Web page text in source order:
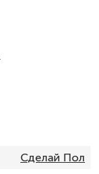
Сделай Пол